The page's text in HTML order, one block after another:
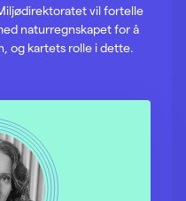
vil fortelle
naturregnskapet for å
og kartets rolle i dette.